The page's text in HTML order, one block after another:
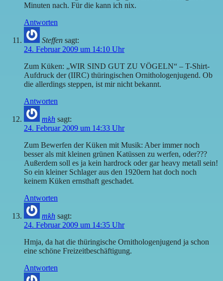
Minuten nach. Für die kann ich nix.
Antworten
Steffen sagt:
24. Februar 2009 um 14:10 Uhr
Zum Küken: „WIR SIND GUT ZU VÖGELN“ – T-Shirt-
Aufdruck der (IIRC) thüringischen Ornithologenjugend. Ob
die allerdings steppen, ist mir nicht bekannt.
Antworten
mkh sagt:
24. Februar 2009 um 14:33 Uhr
Zum Bewerfen der Küken mit Musik: Aber immer noch
besser als mit kleinen grünen Katüssen zu werfen, oder???
Außerdem soll es ja kein hardrock oder gar heavy metall sein!
So ein kleiner Schlager aus den 1920ern hat doch noch
keinem Küken ernsthaft geschadet.
Antworten
mkh sagt:
24. Februar 2009 um 14:35 Uhr
Hmja, da hat die thüringische Ornithologenjugend ja schon
eine schöne Freizeitbeschäftigung.
Antworten